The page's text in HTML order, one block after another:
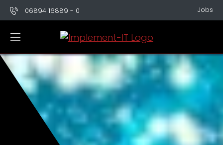
06894 16889 - 0 Jobs